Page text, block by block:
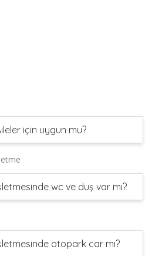
için uygun mu?
wc ve duş var mı?
otopark car mı?